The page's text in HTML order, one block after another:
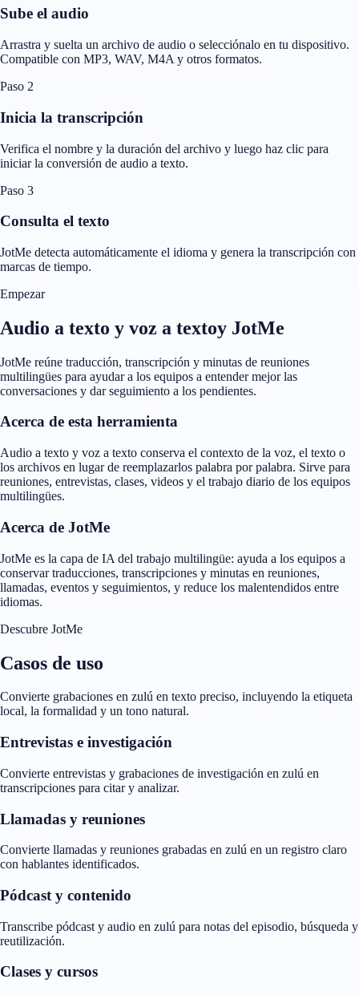
Sube el audio
Arrastra y suelta un archivo de audio o selecciónalo en tu dispositivo.
Compatible con MP3, WAV, M4A y otros formatos.
Paso 2
Inicia la transcripción
Verifica el nombre y la duración del archivo y luego haz clic para
iniciar la conversión de audio a texto.
Paso 3
Consulta el texto
JotMe detecta automáticamente el idioma y genera la transcripción con
marcas de tiempo.
Empezar
Audio a texto y voz a textoy JotMe
JotMe reúne traducción, transcripción y minutas de reuniones
multilingües para ayudar a los equipos a entender mejor las
conversaciones y dar seguimiento a los pendientes.
Acerca de esta herramienta
Audio a texto y voz a texto conserva el contexto de la voz, el texto o
los archivos en lugar de reemplazarlos palabra por palabra. Sirve para
reuniones, entrevistas, clases, videos y el trabajo diario de los equipos
multilingües.
Acerca de JotMe
JotMe es la capa de IA del trabajo multilingüe: ayuda a los equipos a
conservar traducciones, transcripciones y minutas en reuniones,
llamadas, eventos y seguimientos, y reduce los malentendidos entre
idiomas.
Descubre JotMe
Casos de uso
Convierte grabaciones en zulú en texto preciso, incluyendo la etiqueta
local, la formalidad y un tono natural.
Entrevistas e investigación
Convierte entrevistas y grabaciones de investigación en zulú en
transcripciones para citar y analizar.
Llamadas y reuniones
Convierte llamadas y reuniones grabadas en zulú en un registro claro
con hablantes identificados.
Pódcast y contenido
Transcribe pódcast y audio en zulú para notas del episodio, búsqueda y
reutilización.
Clases y cursos